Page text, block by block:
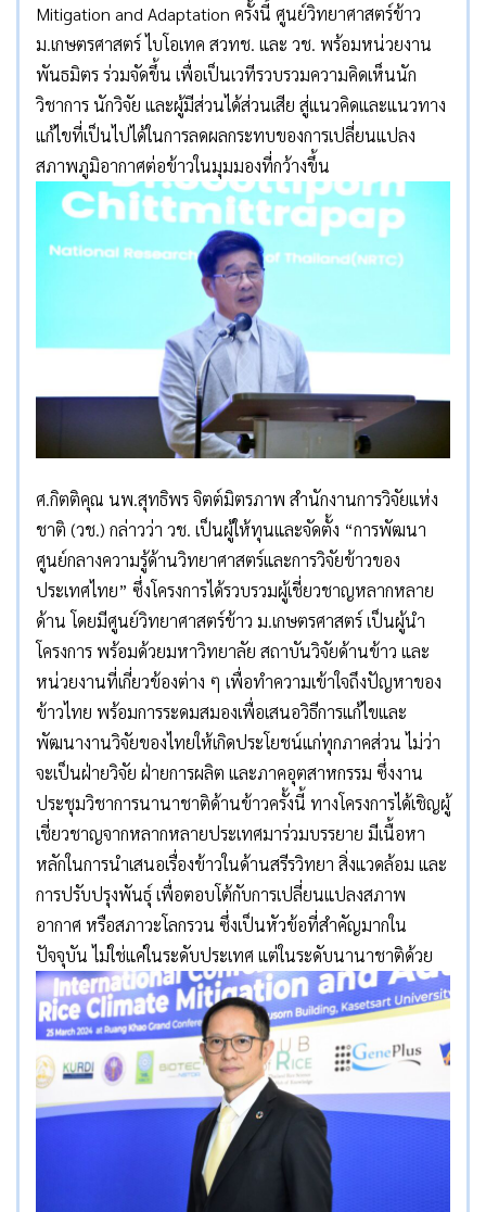
Mitigation and Adaptation ครั้งนี้ ศูนย์วิทยาศาสตร์ข้าว
ม.เกษตรศาสตร์ ไบโอเทค สวทช. และ วช. พร้อมหน่วยงาน
พันธมิตร ร่วมจัดขึ้น เพื่อเป็นเวทีรวบรวมความคิดเห็นนัก
วิชาการ นักวิจัย และผู้มีส่วนได้ส่วนเสีย สู่แนวคิดและแนวทาง
แก้ไขที่เป็นไปได้ในการลดผลกระทบของการเปลี่ยนแปลง
สภาพภูมิอากาศต่อข้าวในมุมมองที่กว้างขึ้น
ศ.กิตติคุณ นพ.สุทธิพร จิตต์มิตรภาพ สำนักงานการวิจัยแห่ง
ชาติ (วช.) กล่าวว่า วช. เป็นผู้ให้ทุนและจัดตั้ง “การพัฒนา
ศูนย์กลางความรู้ด้านวิทยาศาสตร์และการวิจัยข้าวของ
ประเทศไทย” ซึ่งโครงการได้รวบรวมผู้เชี่ยวชาญหลากหลาย
ด้าน โดยมีศูนย์วิทยาศาสตร์ข้าว ม.เกษตรศาสตร์ เป็นผู้นำ
โครงการ พร้อมด้วยมหาวิทยาลัย สถาบันวิจัยด้านข้าว และ
หน่วยงานที่เกี่ยวข้องต่าง ๆ เพื่อทำความเข้าใจถึงปัญหาของ
ข้าวไทย พร้อมการระดมสมองเพื่อเสนอวิธีการแก้ไขและ
พัฒนางานวิจัยของไทยให้เกิดประโยชน์แก่ทุกภาคส่วน ไม่ว่า
จะเป็นฝ่ายวิจัย ฝ่ายการผลิต และภาคอุตสาหกรรม ซึ่งงาน
ประชุมวิชาการนานาชาติด้านข้าวครั้งนี้ ทางโครงการได้เชิญผู้
เชี่ยวชาญจากหลากหลายประเทศมาร่วมบรรยาย มีเนื้อหา
หลักในการนำเสนอเรื่องข้าวในด้านสรีรวิทยา สิ่งแวดล้อม และ
การปรับปรุงพันธุ์ เพื่อตอบโต้กับการเปลี่ยนแปลงสภาพ
อากาศ หรือสภาวะโลกรวน ซึ่งเป็นหัวข้อที่สำคัญมากใน
ปัจจุบัน ไม่ใช่แค่ในระดับประเทศ แต่ในระดับนานาชาติด้วย